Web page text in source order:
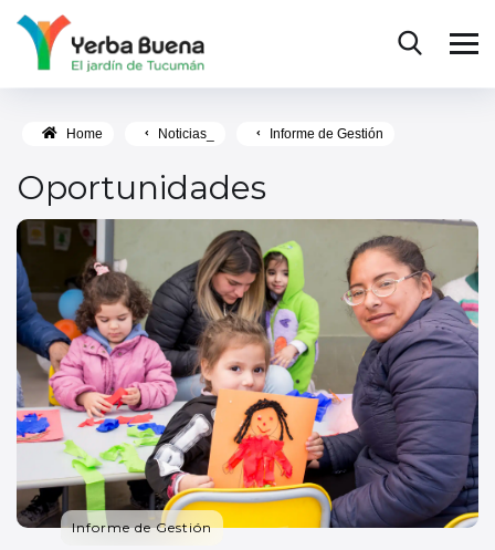
Home Noticias_ Informe de Gestión
Oportunidades
Informe de Gestión